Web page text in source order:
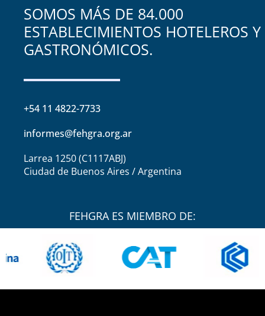
SOMOS MÁS DE 84.000
ESTABLECIMIENTOS HOTELEROS Y
GASTRONÓMICOS.
+54 11 4822-7733
informes@fehgra.org.ar
Larrea 1250 (C1117ABJ)
Ciudad de Buenos Aires / Argentina
FEHGRA ES MIEMBRO DE: